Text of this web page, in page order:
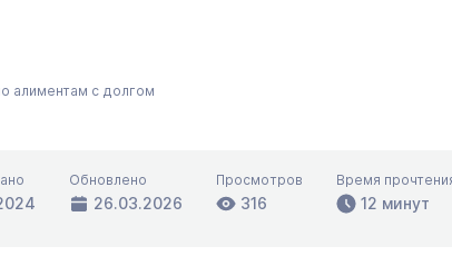
алиментам с долгом
Обновлено
26.03.2026
Просмотров
316
Время
12 минут